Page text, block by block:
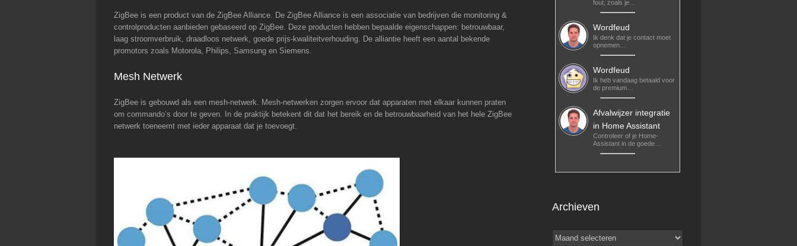
ZigBee is een product van de ZigBee Alliance. De ZigBee Alliance is een associatie van bedrijven die monitoring &
controlproducten aanbieden gebaseerd op ZigBee. Deze producten hebben bepaalde eigenschappen: betrouwbaar,
laag stroomverbruik, draadloos netwerk, goede prijs-kwaliteitverhouding. De alliantie heeft een aantal bekende
promotors zoals Motorola, Philips, Samsung en Siemens.
Mesh Netwerk
ZigBee is gebouwd als een mesh-netwerk. Mesh-netwerken zorgen ervoor dat apparaten met elkaar kunnen praten
om commando’s door te geven. In de praktijk betekent dit dat het bereik en de betrouwbaarheid van het hele ZigBee
netwerk toeneemt met ieder apparaat dat je toevoegt.
fout, zoals je…
Wordfeud
Ik denk dat je contact moet
opnemen…
Wordfeud
Ik heb vandaag betaald voor
de premium…
Afvalwijzer integratie
in Home Assistant
Controleer of je Home-
Assistant in de goede…
Archieven
Archieven